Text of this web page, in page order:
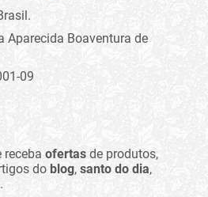
Aparecida Boaventura de
09
receba ofertas de produtos,
do blog, santo do dia,